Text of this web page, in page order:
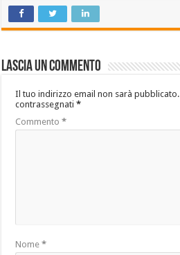
Lascia un commento
Il tuo indirizzo email non sarà pubblicato.
contrassegnati*
Commento*
Nome*